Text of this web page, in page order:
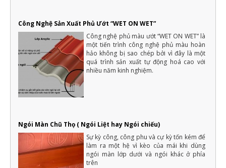
một đời người.
Những điều cần biết khi xây nhà mới mà gia chủ cần phải nắm rõ
Xây nhà là việc trong đại của cả một đời người nên luôn cần có
sự chuẩn bị kỹ càng, không thể nào làm qua loa
Công Nghệ Sản Xuất Phủ Ướt “WET ON WET”
Công nghệ phủ màu ướt “WET ON WET” là
một tiến trình công nghệ phủ màu hoàn
hảo không bị sao chép bởi vì đây là một
quá trình sản xuất tự động hoá cao với
nhiều năm kinh nghiệm.
Ngói Màn Chũ Thọ ( Ngói Liệt hay Ngói chiếu)
Sự kỳ công, công phu và cự kỳ tốn kém để
làm ra một hệ vì kèo của mái khi dùng
ngói màn lớp dưới và ngói khác ở phía
trên